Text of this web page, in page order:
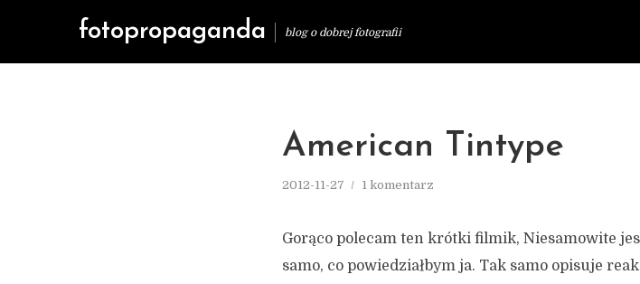
fotopropaganda blog o dobrej fotografii
American Tintype
2012-11-27 1 komentarz
Gorąco polecam ten krótki filmik, Niesamowite
samo, co powiedziałbym ja. Tak samo opisuje